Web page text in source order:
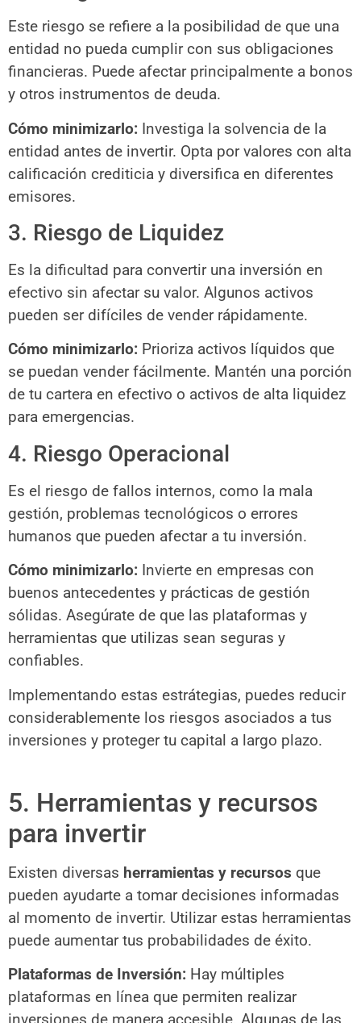
Este riesgo se refiere a la posibilidad de que una
entidad no pueda cumplir con sus obligaciones
financieras. Puede afectar principalmente a bonos
y otros instrumentos de deuda.
Cómo minimizarlo: Investiga la solvencia de la
entidad antes de invertir. Opta por valores con alta
calificación crediticia y diversifica en diferentes
emisores.
3. Riesgo de Liquidez
Es la dificultad para convertir una inversión en
efectivo sin afectar su valor. Algunos activos
pueden ser difíciles de vender rápidamente.
Cómo minimizarlo: Prioriza activos líquidos que
se puedan vender fácilmente. Mantén una porción
de tu cartera en efectivo o activos de alta liquidez
para emergencias.
4. Riesgo Operacional
Es el riesgo de fallos internos, como la mala
gestión, problemas tecnológicos o errores
humanos que pueden afectar a tu inversión.
Cómo minimizarlo: Invierte en empresas con
buenos antecedentes y prácticas de gestión
sólidas. Asegúrate de que las plataformas y
herramientas que utilizas sean seguras y
confiables.
Implementando estas estrátegias, puedes reducir
considerablemente los riesgos asociados a tus
inversiones y proteger tu capital a largo plazo.
5. Herramientas y recursos
para invertir
Existen diversas herramientas y recursos que
pueden ayudarte a tomar decisiones informadas
al momento de invertir. Utilizar estas herramientas
puede aumentar tus probabilidades de éxito.
Plataformas de Inversión: Hay múltiples
plataformas en línea que permiten realizar